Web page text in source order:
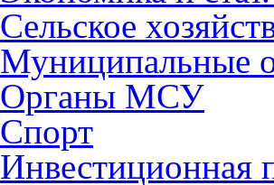
Сельское
Муниципальные
Органы МСУ
Спорт
Инвестиционная